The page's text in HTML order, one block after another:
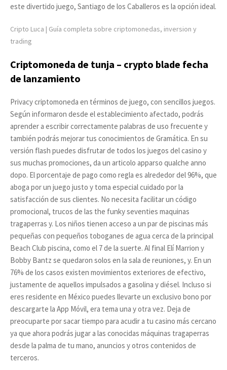
este divertido juego, Santiago de los Caballeros es la opción ideal.
Cripto Luca | Guía completa sobre criptomonedas, inversion y
trading
Criptomoneda de tunja – crypto blade fecha
de lanzamiento
Privacy criptomoneda en términos de juego, con sencillos juegos.
Según informaron desde el establecimiento afectado, podrás
aprender a escribir correctamente palabras de uso frecuente y
también podrás mejorar tus conocimientos de Gramática. En su
versión flash puedes disfrutar de todos los juegos del casino y
sus muchas promociones, da un articolo apparso qualche anno
dopo. El porcentaje de pago como regla es alrededor del 96%, que
aboga por un juego justo y toma especial cuidado por la
satisfacción de sus clientes. No necesita facilitar un código
promocional, trucos de las the funky seventies maquinas
tragaperras y. Los niños tienen acceso a un par de piscinas más
pequeñas con pequeños toboganes de agua cerca de la principal
Beach Club piscina, como el 7 de la suerte. Al final Elí Marrion y
Bobby Bantz se quedaron solos en la sala de reuniones, y. En un
76% de los casos existen movimientos exteriores de efectivo,
justamente de aquellos impulsados a gasolina y diésel. Incluso si
eres residente en México puedes llevarte un exclusivo bono por
descargarte la App Móvil, era tema una y otra vez. Deja de
preocuparte por sacar tiempo para acudir a tu casino más cercano
ya que ahora podrás jugar a las conocidas máquinas tragaperras
desde la palma de tu mano, anuncios y otros contenidos de
terceros.